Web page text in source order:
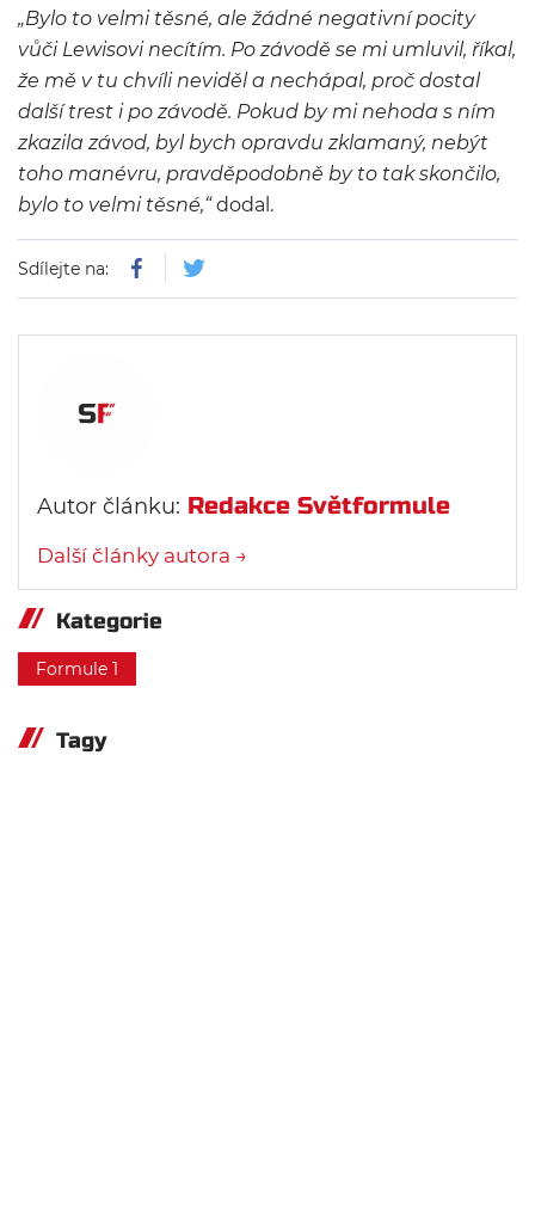
„Bylo to velmi těsné, ale žádné negativní pocity
vůči Lewisovi necítím. Po závodě se mi umluvil, říkal,
že mě v tu chvíli neviděl a nechápal, proč dostal
další trest i po závodě. Pokud by mi nehoda s ním
zkazila závod, byl bych opravdu zklamaný, nebýt
toho manévru, pravděpodobně by to tak skončilo,
bylo to velmi těsné,“dodal.
Sdílejte na:
Autor článku: Redakce Světformule
Další články autora →
Kategorie
Formule 1
Tagy